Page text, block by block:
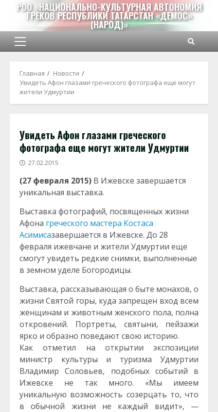
Перейти
содержимому
РОО «НАЦИОНАЛЬНО-КУЛЬТУРНАЯ АВТОНОМИЯ
ГРЕКОВ РЕСПУБЛИКИ ТАТАРСТАН «ДЕМОС»
(НАРОД)»
Основное
Главная
Новости
Увидеть Афон глазами греческого фотографа еще могут
жители Удмуртии
Увидеть Афон глазами греческого
фотографа еще могут жители Удмуртии
27.02.2015
(27 февраля 2015) В Ижевске завершается
уникальная выставка.
Выставка фотографий, посвященных жизни
Афона греческого мастера Костаса
Асимисазавершается в Ижевске. До 28
февраля ижевчане и жители Удмуртии еще
смогут увидеть редкие снимки, выполненные
в земном уделе Богородицы.
Выставка, рассказывающая о быте монахов, о
жизни Святой горы, куда запрещен вход всем
женщинам и животным женского пола, полна
откровений. Портреты, святыни, пейзажи
ярко и образно поведают свою историю.
Как отметил на открытии экспозиции
министр культуры и туризма Удмуртии
Владимир Соловьев, подобных событий в
Ижевске не так много. «Мы имеем
уникальную возможность созерцать то, что
в обычной жизни не каждый видит», —